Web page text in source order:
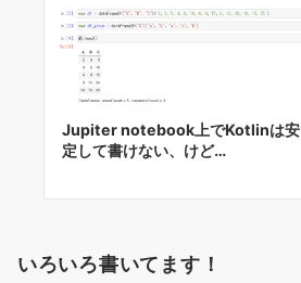
Jupiter notebook上でKotlinは安
定して書けない、けど…
いろいろ書いてます！